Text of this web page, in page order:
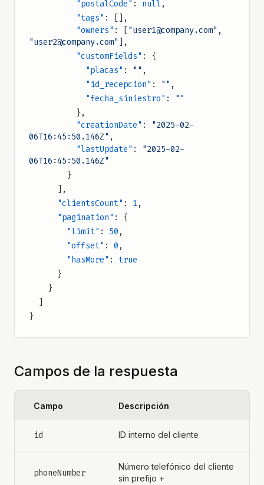
          "postalCode"
: null ,
          "tags"
: [],
          "owners"
: ["user1@company.com"
"user2@company.com" ],
          "customFields"
: {
            "placas"
: "" ,
            "id_recepcion"
: "" ,
            "fecha_siniestro"
:
""
          },
          "creationDate"
:
"2025-02-
06T16:45:50.146Z" ,
          "lastUpdate"
:
"2025-02-
06T16:45:50.146Z"
        }
      ],
      "clientsCount"
: 1 ,
      "pagination"
: {
        "limit"
: 50 ,
        "offset"
: 0 ,
        "hasMore"
: true
      }
    }
  ]
}
Campos de la respuesta
Campo Descripción
id ID interno del cliente
phoneNumber
Número telefónico del cliente
sin prefijo +